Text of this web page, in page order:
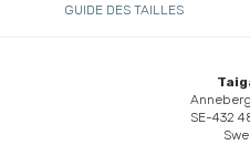
GUIDE DES TAILLES
SE-432